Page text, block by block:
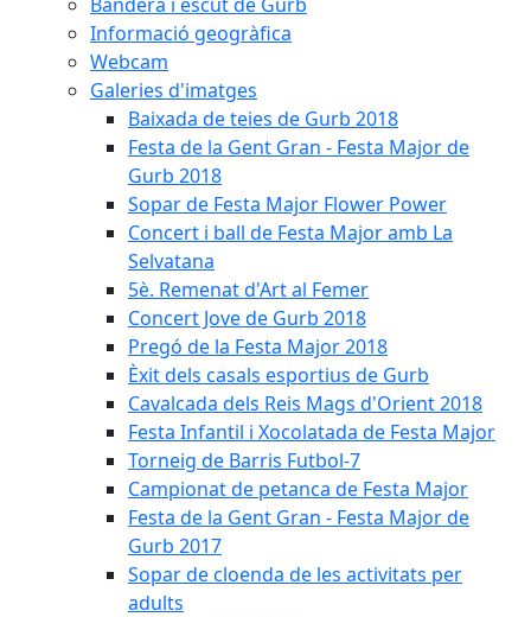
Informació geogràfica
Webcam
Galeries d'imatges
Baixada de teies de Gurb 2018
Festa de la Gent Gran - Festa Major de
Gurb 2018
Sopar de Festa Major Flower Power
Concert i ball de Festa Major amb La
Selvatana
5è. Remenat d'Art al Femer
Concert Jove de Gurb 2018
Pregó de la Festa Major 2018
Èxit dels casals esportius de Gurb
Cavalcada dels Reis Mags d'Orient 2018
Festa Infantil i Xocolatada de Festa Major
Torneig de Barris Futbol-7
Campionat de petanca de Festa Major
Festa de la Gent Gran - Festa Major de
Gurb 2017
Sopar de cloenda de les activitats per
adults